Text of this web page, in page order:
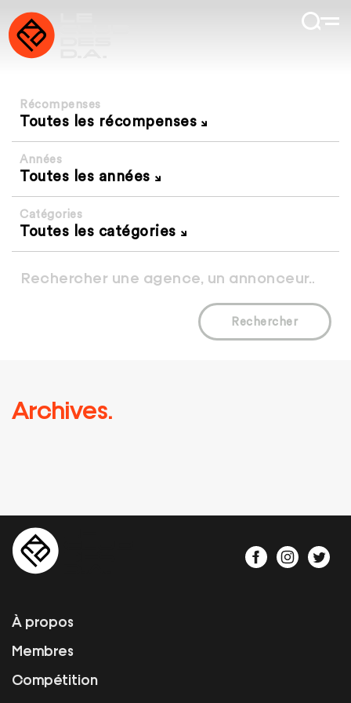
Récompenses
Toutes les récompenses
Années
Toutes les années
Catégories
Toutes les catégories
Rechercher
Archives.
À propos
Membres
Compétition